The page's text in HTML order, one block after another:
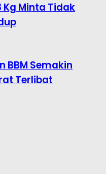
Kg Minta Tidak
BBM Semakin
Terlibat